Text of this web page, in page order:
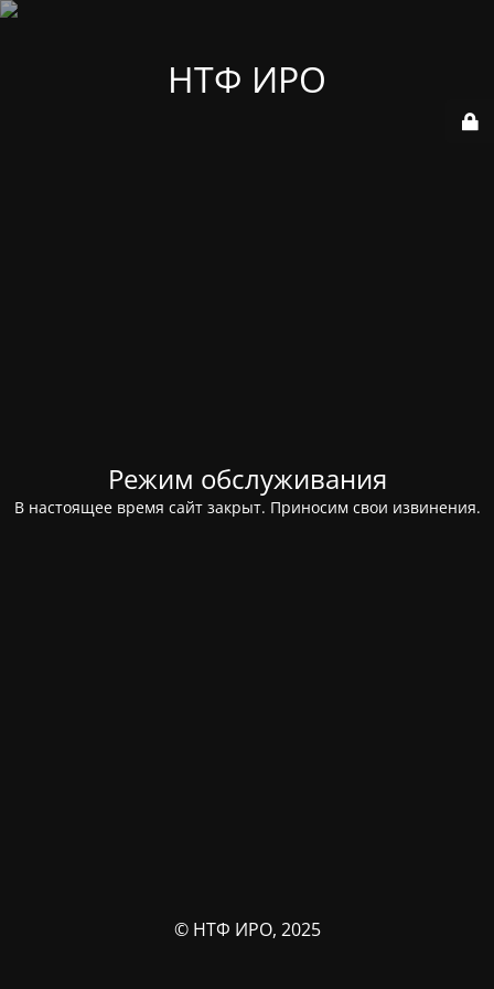
НТФ ИРО
Режим обслуживания
В настоящее время сайт закрыт. Приносим свои извинения.
© НТФ ИРО, 2025